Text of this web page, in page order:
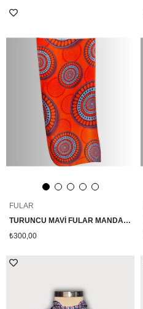
FULAR
TURUNCU MAVİ FULAR MANDALA DESENLİ
₺300,00